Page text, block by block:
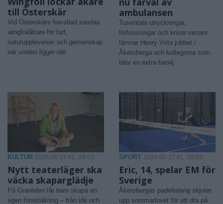
till Österskär
Vid Österskärs havsbad samlas
wingfoilåkare för fart,
naturupplevelser och gemenskap
när vinden ligger rätt
ambulansen
Tusentals utryckningar,
förlossningar och kriser senare
lämnar Henry Virta jobbet i
Åkersberga och kollegorna som
blev en extra familj
KULTUR 2026-06-17 KL. 09:03
Nytt teaterläger ska
väcka skaparglädje
På Granliden får barn skapa en
egen föreställning – från idé och
SPORT 2026-06-17 KL. 09:03
Eric, 14, spelar EM för
Sverige
Åkersbergas padeltalang skjuter
upp sommarlovet för att dra på